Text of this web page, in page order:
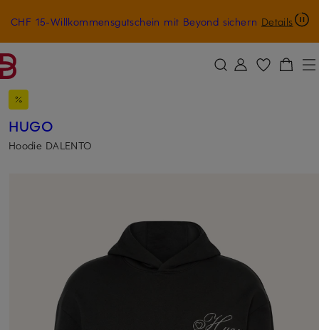
ZUM HAUPTINHALT ÜBERSPRINGEN ZUM SUCHFELD ÜBERSPRINGEN
CHF 15-Willkommensgutschein mit Beyond sichern Details
HUGO
Hoodie DALENTO